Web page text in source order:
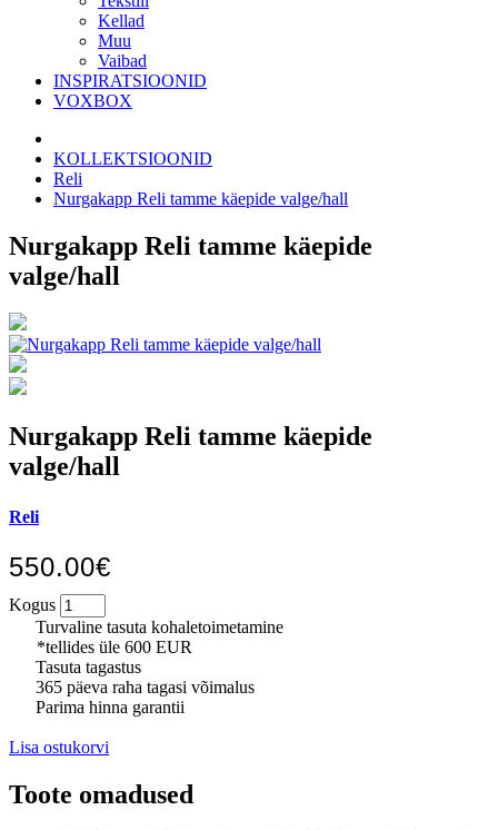
Kellad
Muu
Vaibad
INSPIRATSIOONID
VOXBOX
KOLLEKTSIOONID
Reli
Nurgakapp Reli tamme käepide valge/hall
Nurgakapp Reli tamme käepide
valge/hall
Nurgakapp Reli tamme käepide
valge/hall
Reli
550.00€
Kogus
Turvaline tasuta kohaletoimetamine
*tellides üle 600 EUR
Tasuta tagastus
365 päeva raha tagasi võimalus
Parima hinna garantii
Lisa ostukorvi
Toote omadused